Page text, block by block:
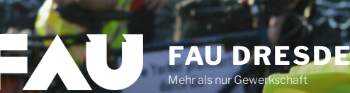
FAU
Mehr als nur Gewerkschaft